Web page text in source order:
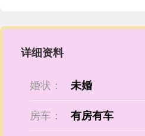
详细资料
婚状： 未婚
房车： 有房有车